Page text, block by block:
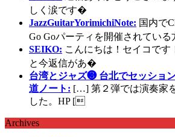
しく涙です�
JazzGuitarYorimichiNote: 国内で
Go Goパーティを開催されてい
SEIKO: こんにちは！セイコです
と今返信があ�
台湾とジャズ❸ 台北でセッショ
道ノート: […] 第２弾では演奏家
した。HP [
Archives